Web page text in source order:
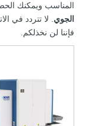
المناسب ويمكنك
الجوي . لا تتردد في
فإننا لن نخذلكم.